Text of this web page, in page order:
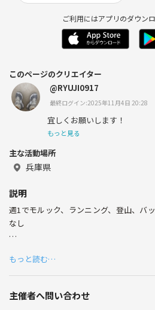
ご利用にはアプリのダウン
このページのクリエイター
@RYUJI0917
最終ログイン:2025年11月4日 20:28
宜しくお願いします！
もっと見る
主な活動場所
兵庫県
説明
週1でモルック、ランニング、登山、バ
なし
定期的に開催しています！
是非参加待っています！！
もっと読む…
主催者へ問い合わせ